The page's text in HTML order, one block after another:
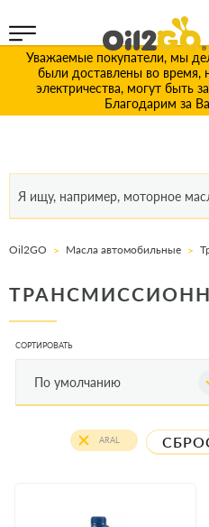
Уважаемые покупатели, мы
были доставлены во время,
электричества, могут быть
Благодарим за
Oil2GO Масла автомобильные
СОРТИРОВАТЬ
По умолчанию
ARAL